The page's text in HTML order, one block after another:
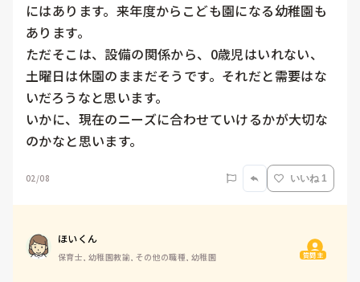
にはあります。来年度からこども園になる幼稚園も
あります。
ただそこは、設備の関係から、0歳児はいれない、
土曜日は休園のままだそうです。それだと需要はな
いだろうなと思います。
いかに、現在のニーズに合わせていけるかが大切な
のかなと思います。
02/08 いいね 1
ほいくん
保育士, 幼稚園教諭, その他の職種, 幼稚園 質問主